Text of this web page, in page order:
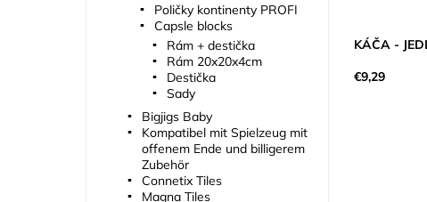
KÁČA -
€9,29
Poličky kontinenty PROFI
Capsle blocks
Rám + destička
Rám 20x20x4cm
Destička
Sady
Bigjigs Baby
Kompatibel mit Spielzeug mit
offenem Ende und billigerem
Zubehör
Connetix Tiles
Magna Tiles